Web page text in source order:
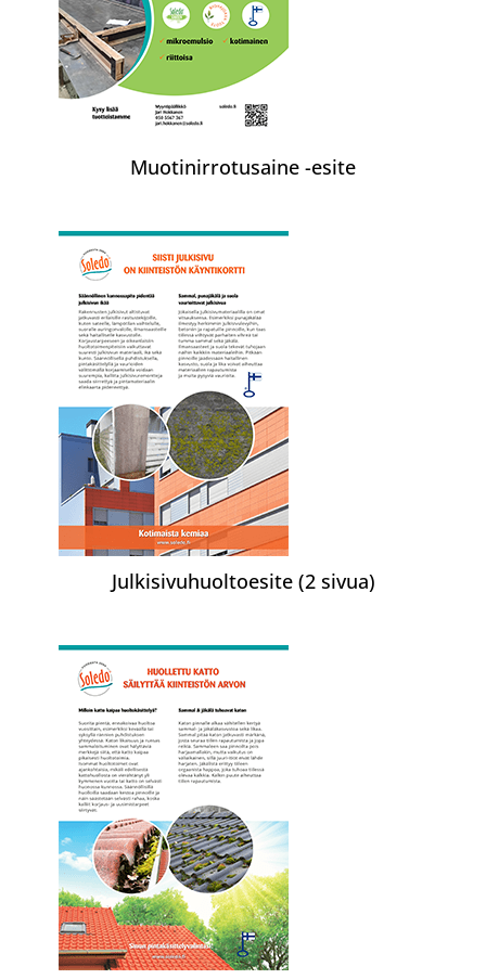
Muotinirrotusaine -esite
Julkisivuhuoltoesite (2 sivua)